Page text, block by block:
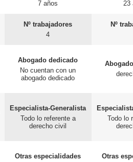
7 años
Nº trabajadores
4
Abogado dedicado
No cuentan con un
abogado dedicado
Especialista-Generalista
Todo lo referente a
derecho civil
Otras especialidades
23
Nº
Todo lo
Otras